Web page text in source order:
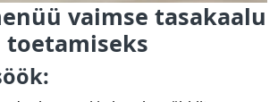
vaimse tasakaalu
toetamiseks